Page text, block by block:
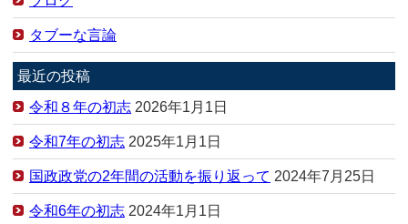
タブーな言論
最近の投稿
令和８年の初志 2026年1月1日
令和7年の初志 2025年1月1日
国政政党の2年間の活動を振り返って 2024年7月25日
令和6年の初志 2024年1月1日